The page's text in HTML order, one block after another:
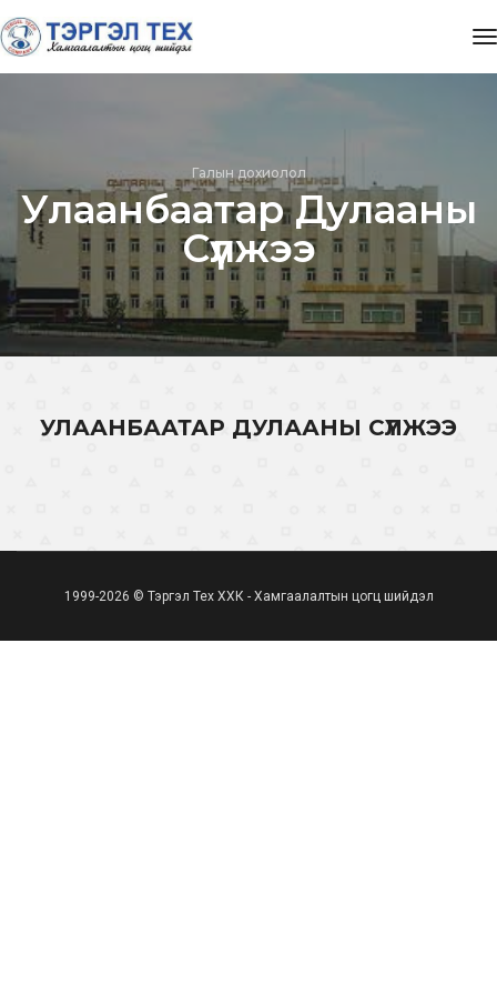
Галын дохиолол
Улаанбаатар Дулааны
Сүлжээ
УЛААНБААТАР ДУЛААНЫ СҮЛЖЭЭ
1999-2026 © Тэргэл Тех ХХК - Хамгаалалтын цогц шийдэл